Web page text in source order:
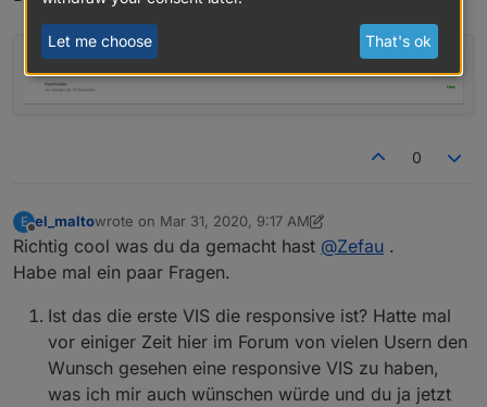
0
E
Offline
el_maltowrote on Mar 31, 2020, 9:17 AM
last edited by el_maltoMar 31, 2020, 11:25 AM
Richtig cool was du da gemacht hast @Zefau .
Habe mal ein paar Fragen.
Ist das die erste VIS die responsive ist? Hatte mal
vor einiger Zeit hier im Forum von vielen Usern den
Wunsch gesehen eine responsive VIS zu haben,
was ich mir auch wünschen würde und du ja jetzt
Let me choose That's ok